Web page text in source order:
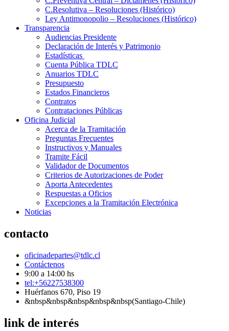
C.Resolutiva – Resoluciones (Histórico)
Ley Antimonopolio – Resoluciones (Histórico)
Transparencia
Audiencias Presidente
Declaración de Interés y Patrimonio
Estadísticas
Cuenta Pública TDLC
Anuarios TDLC
Presupuesto
Estados Financieros
Contratos
Contrataciones Públicas
Oficina Judicial
Acerca de la Tramitación
Preguntas Frecuentes
Instructivos y Manuales
Tramite Fácil
Validador de Documentos
Criterios de Autorizaciones de Poder
Aporta Antecedentes
Respuestas a Oficios
Excepciones a la Tramitación Electrónica
Noticias
contacto
oficinadepartes@tdlc.cl
Contáctenos
9:00 a 14:00 hs
tel:+56227538300
Huérfanos 670, Piso 19
&nbsp&nbsp&nbsp&nbsp&nbsp(Santiago-Chile)
link de interés